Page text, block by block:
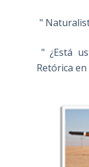
"
" ¿Está
Retórica